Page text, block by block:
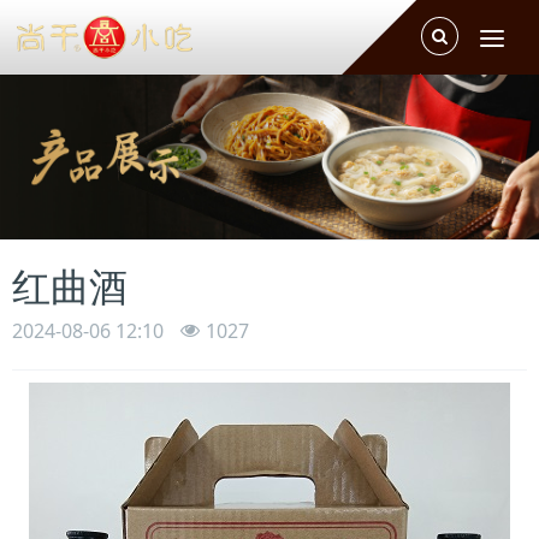
Toggle
Search
红曲酒
2024-08-06 12:10 1027